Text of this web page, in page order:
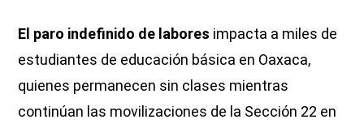
El paro indefinido de labores impacta a miles de
estudiantes de educación básica en Oaxaca,
quienes permanecen sin clases mientras
continúan las movilizaciones de la Sección 22 en